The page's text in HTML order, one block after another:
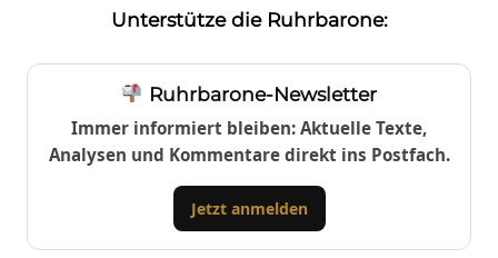
Unterstütze die Ruhrbarone:
Ruhrbarone-Newsletter
Immer informiert bleiben: Aktuelle Texte,
Analysen und Kommentare direkt ins Postfach.
Jetzt anmelden